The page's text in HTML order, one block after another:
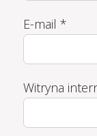
E-mail *
Witryna